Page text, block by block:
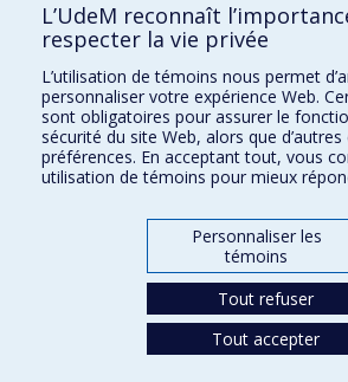
de Santé Québec ainsi que la direction
l’enseignement du CIUSSS de l’Est-de-
pour la conception graphique des fiches
Tweeter Partager Courriel
L’UdeM reconnaît
respecter la vie privée
L’utilisation de témoins nous permet
personnaliser votre expérience Web.
sont obligatoires pour assurer le
sécurité du site Web, alors que
préférences. En acceptant tout, vous
utilisation de témoins pour mieux
Personnaliser les
témoins
Tout refuser
Tout accepter